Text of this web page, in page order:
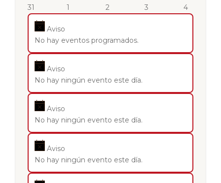
31
1
2
3
4
Aviso
No hay eventos programados.
Aviso
No hay ningún evento este día.
Aviso
No hay ningún evento este día.
Aviso
No hay ningún evento este día.